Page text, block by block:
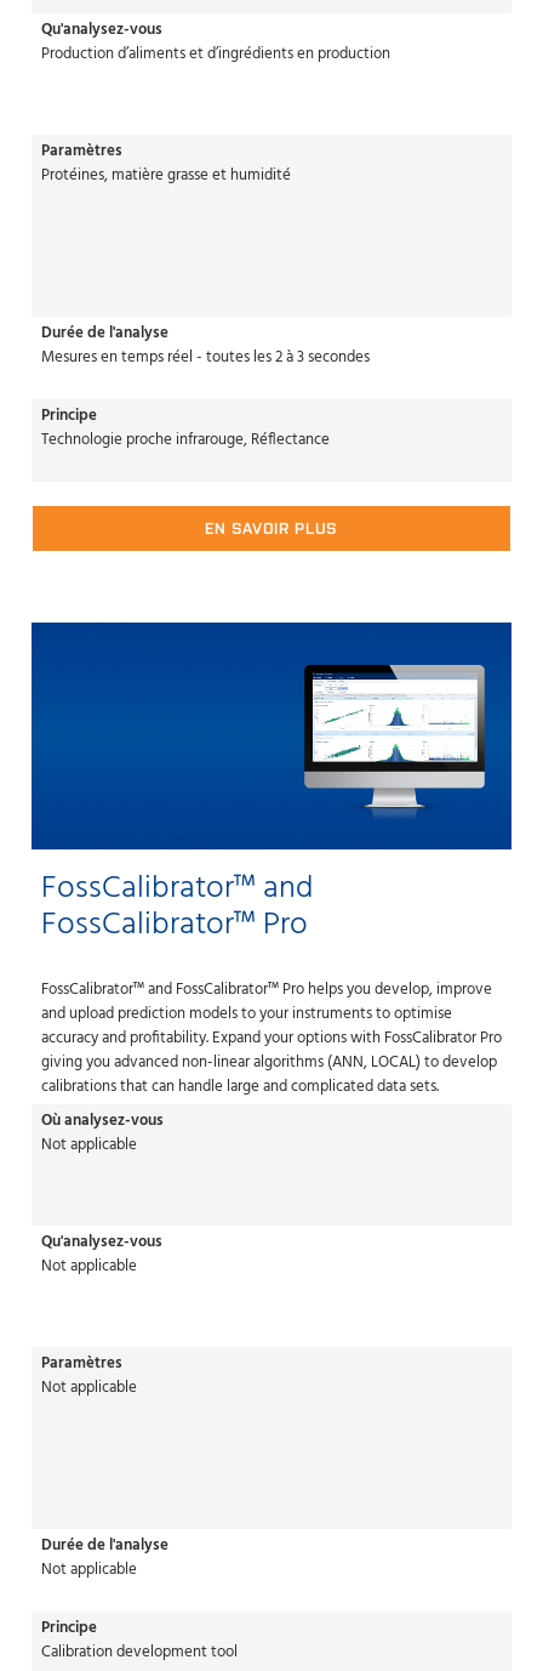
Qu'analysez-vous
Production d’aliments et d’ingrédients en production
Paramètres
Protéines, matière grasse et humidité
Durée de l'analyse
Mesures en temps réel - toutes les 2 à 3 secondes
Principe
Technologie proche infrarouge, Réflectance
EN SAVOIR PLUS
FossCalibrator™ and
FossCalibrator™ Pro
FossCalibrator™ and FossCalibrator™ Pro helps you develop, improve
and upload prediction models to your instruments to optimise
accuracy and profitability. Expand your options with FossCalibrator Pro
giving you advanced non-linear algorithms (ANN, LOCAL) to develop
calibrations that can handle large and complicated data sets.
Où analysez-vous
Not applicable
Qu'analysez-vous
Not applicable
Paramètres
Not applicable
Durée de l'analyse
Not applicable
Principe
Calibration development tool